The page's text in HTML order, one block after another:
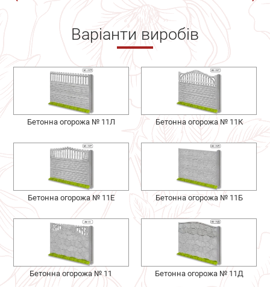
Варіанти виробів
Бетонна огорожа № 11Л Бетонна огорожа № 11К
Бетонна огорожа № 11Е Бетонна огорожа № 11Б
Бетонна огорожа № 11 Бетонна огорожа № 11Д